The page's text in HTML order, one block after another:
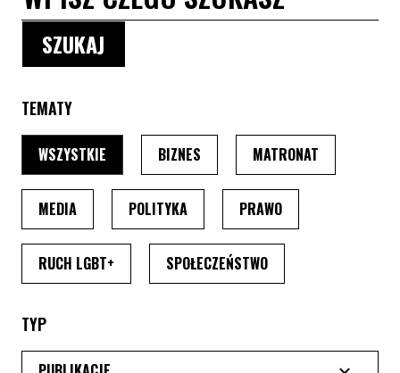
TEMATY
WSZYSTKIE PO WYBRANIU TEMATU, STRONA PRZEŁADUJE SIĘ
BIZNES PO WYBRANIU TEMATU, STRONA
MATRONAT
MEDIAPO WYBRANIU TEMATU, STRONA PRZEŁADUJE SIĘ
POLITYKAPO WYBRANIU TEMATU, STRONA
PRAWOPO WYBRANIU
RUCH LGBT+ PO WYBRANIU TEMATU, STRONA PRZEŁADUJE
SPOŁECZEŃSTWOPO WYBRANIU
TYP